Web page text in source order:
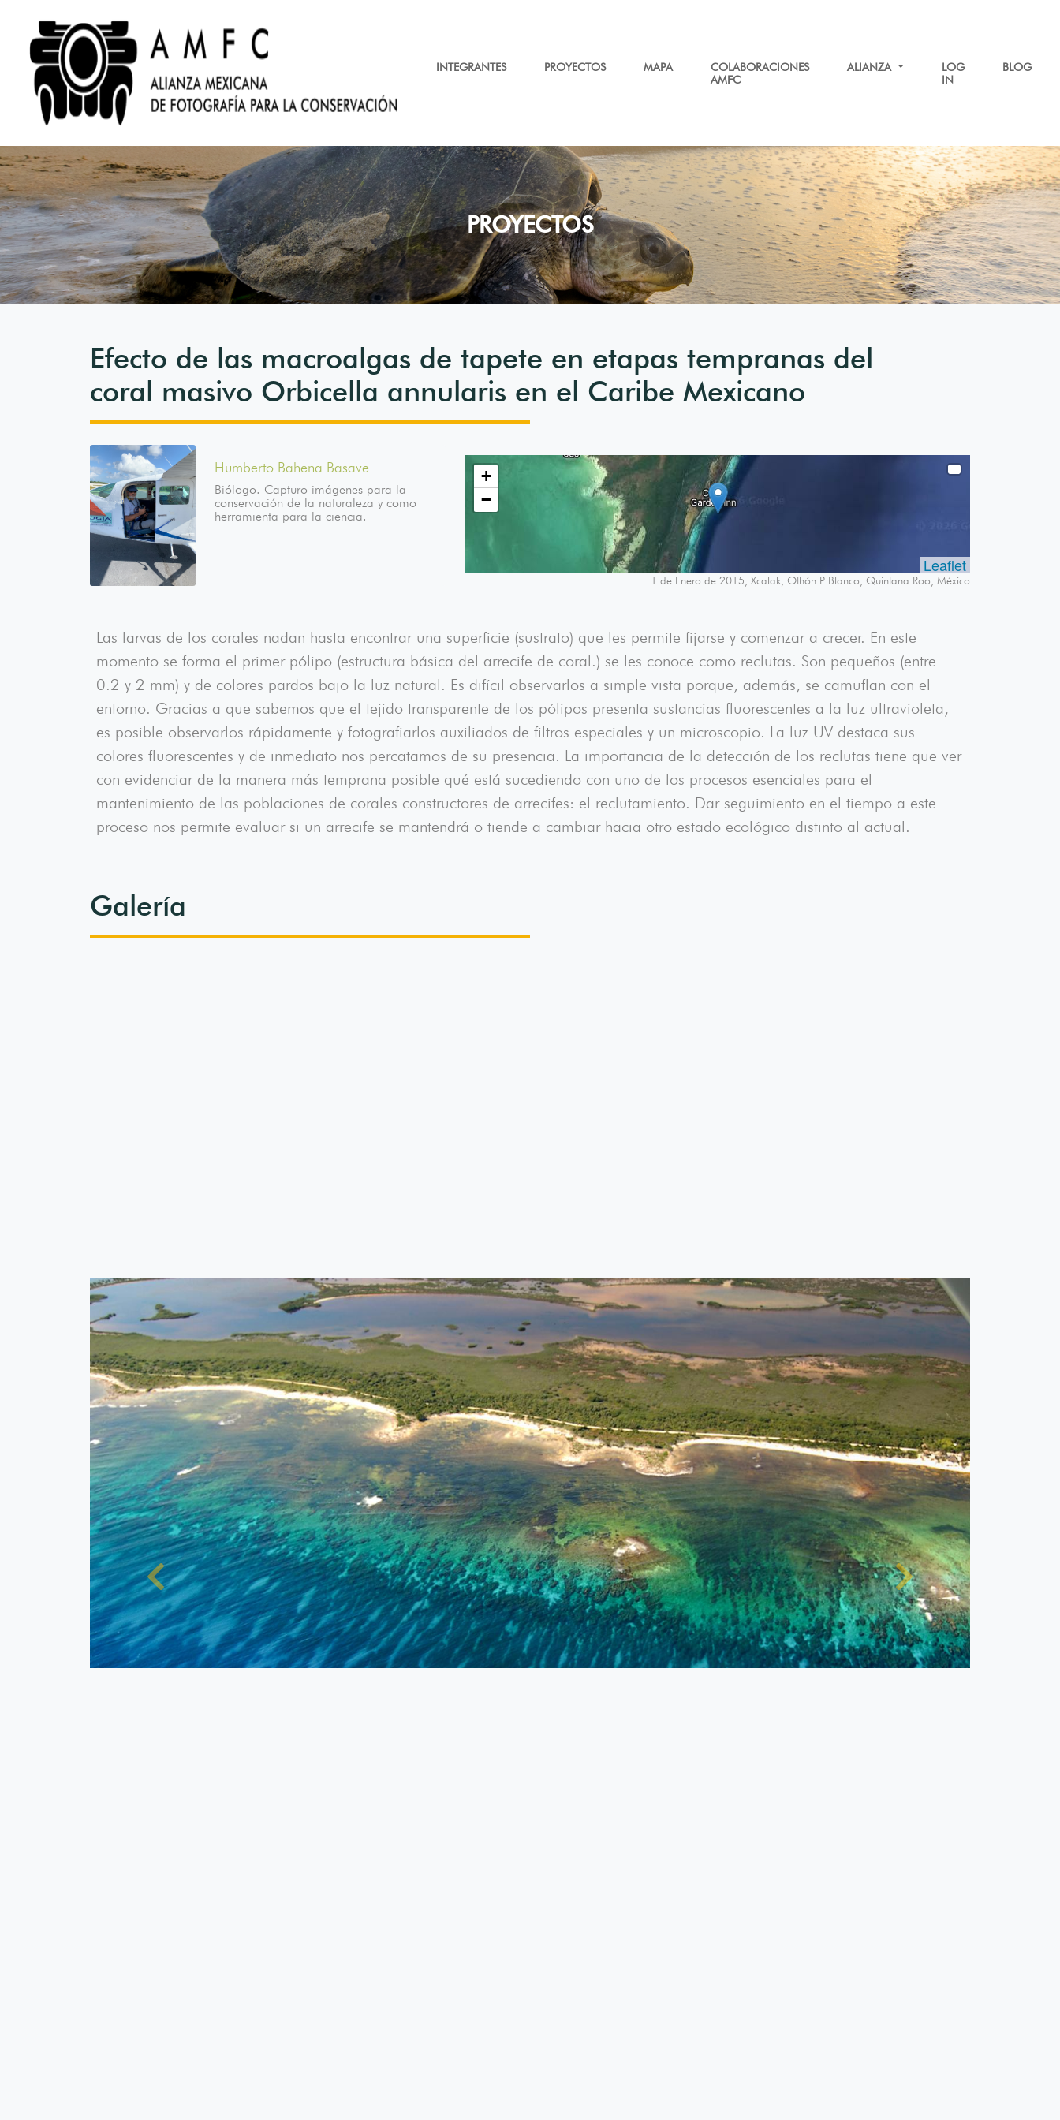
INTEGRANTES PROYECTOS MAPA
COLABORACIONES
AMFC
ALIANZA
LOG
IN
BLOG
PROYECTOS
Efecto de las macroalgas de tapete en etapas tempranas del
coral masivo Orbicella annularis en el Caribe Mexicano
Humberto Bahena Basave
Biólogo. Capturo imágenes para la
conservación de la naturaleza y como
herramienta para la ciencia.
+
−
Leaflet
1 de Enero de 2015, Xcalak, Othón P. Blanco, Quintana Roo, México
Las larvas de los corales nadan hasta encontrar una superficie (sustrato) que les permite fijarse y comenzar a crecer. En este
momento se forma el primer pólipo (estructura básica del arrecife de coral.) se les conoce como reclutas. Son pequeños (entre
0.2 y 2 mm) y de colores pardos bajo la luz natural. Es difícil observarlos a simple vista porque, además, se camuflan con el
entorno. Gracias a que sabemos que el tejido transparente de los pólipos presenta sustancias fluorescentes a la luz ultravioleta,
es posible observarlos rápidamente y fotografiarlos auxiliados de filtros especiales y un microscopio. La luz UV destaca sus
colores fluorescentes y de inmediato nos percatamos de su presencia. La importancia de la detección de los reclutas tiene que ver
con evidenciar de la manera más temprana posible qué está sucediendo con uno de los procesos esenciales para el
mantenimiento de las poblaciones de corales constructores de arrecifes: el reclutamiento. Dar seguimiento en el tiempo a este
proceso nos permite evaluar si un arrecife se mantendrá o tiende a cambiar hacia otro estado ecológico distinto al actual.
Galería